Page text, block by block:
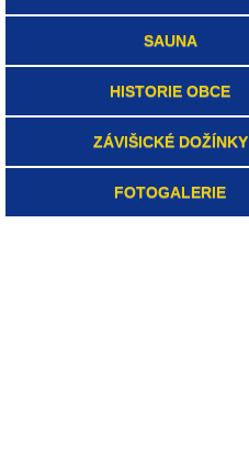
SAUNA
HISTORIE OBCE
ZÁVIŠICKÉ DOŽÍNKY
FOTOGALERIE